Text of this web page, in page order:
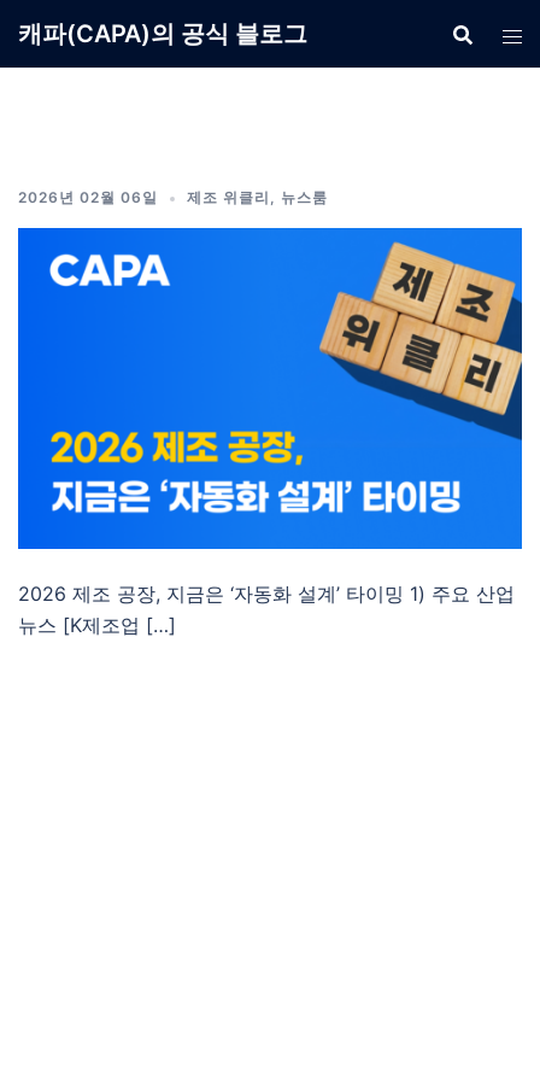
캐파(CAPA)의 공식 블로그
2026년 02월 06일 제조 위클리 , 뉴스룸
2026 제조 공장, 지금은 ‘자동화 설계’ 타이밍 1) 주요 산업
뉴스 [K제조업 […]